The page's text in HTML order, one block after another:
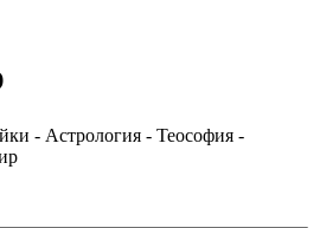
- Астрология - Теософия -